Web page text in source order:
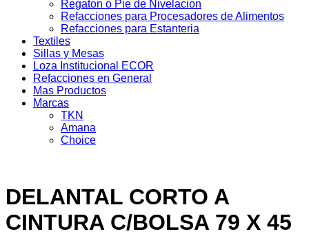
Regaton o Pie de Nivelacion
Refacciones para Procesadores de Alimentos
Refacciones para Estanteria
Textiles
Sillas y Mesas
Loza Institucional ECOR
Refacciones en General
Mas Productos
Marcas
TKN
Amana
Choice
DELANTAL CORTO A
CINTURA C/BOLSA 79 X 45